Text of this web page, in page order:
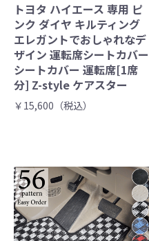
トヨタ ハイエース 専用 ピ
ンク ダイヤ キルティング
エレガントでおしゃれなデ
ザイン 運転席シートカバー
シートカバー 運転席[1席
分] Z-style ケアスター
￥15,600（税込）